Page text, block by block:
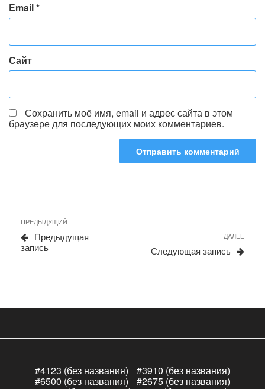
Email*
Сайт
Сохранить моё имя, email и адрес сайта в этом
браузере для последующих моих комментариев.
записям
Предыдущая
запись
ПРЕДЫДУЩИЙ
Предыдущая
запись
ДАЛЕЕ
Следующая запись
#4123 (без названия) #3910 (без названия)
#6500 (без названия) #2675 (без названия)